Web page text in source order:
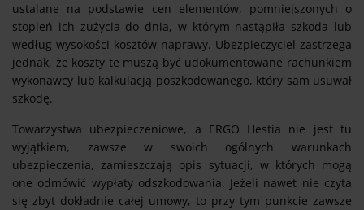
ustalane na podstawie cen elementów, pomniejszonych o
stopień ich zużycia do dnia, w którym nastąpiła szkoda lub
według wysokości kosztów naprawy. Ubezpieczyciel zastrzega
jednak, że koszty te muszą być udokumentowane rachunkiem
wykonawcy lub kalkulacją poszkodowanego, który sam usuwał
szkodę.
Towarzystwa ubezpieczeniowe, a ERGO Hestia nie jest tu
wyjątkiem, zawsze w swoich ogólnych warunkach
ubezpieczenia, zamieszczają opis sytuacji, w których mogą
one odmówić wypłaty odszkodowania. Jeżeli nawet nie czyta
się zbyt dokładnie całej umowy, to przy tym punkcie zawsze